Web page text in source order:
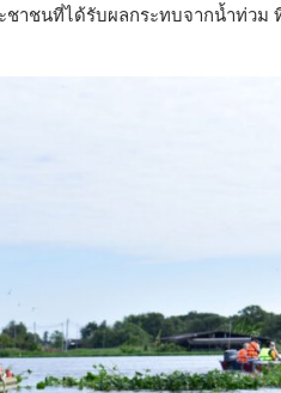
าชนที่ได้รับผลกระทบจากน้ำท่วม